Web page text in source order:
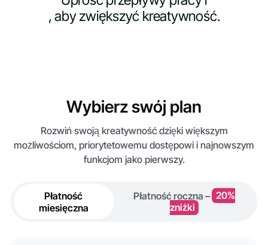
, aby zwiększyć kreatywność.
Wybierz swój plan
Rozwiń swoją kreatywność dzięki większym
możliwościom, priorytetowemu dostępowi i najnowszym
funkcjom jako pierwszy.
Płatność
miesięczna
Płatność roczna – 20%
zniżki